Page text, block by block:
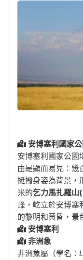
安博塞利國家公
安博塞利國家公園
由是顯而易見：幾
挺撥身姿為背景，
米的乞力馬扎羅
峰，屹立於安博塞
的黎明和黃昏，景
安博塞利
非洲象
非洲象屬（學名：